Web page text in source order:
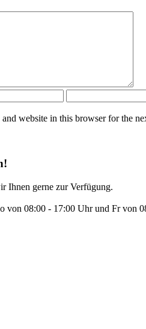
and website in this browser for the
Ihnen gerne zur Verfügung.
von 08:00 - 17:00 Uhr und Fr von